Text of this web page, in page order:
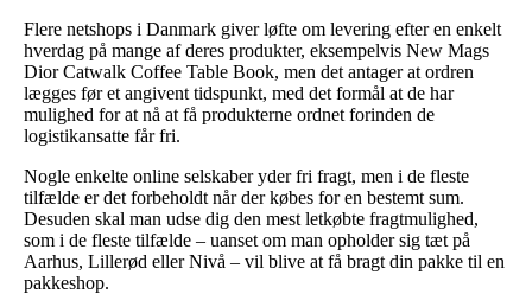
Flere netshops i Danmark giver løfte om levering efter en enkelt
hverdag på mange af deres produkter, eksempelvis New Mags
Dior Catwalk Coffee Table Book, men det antager at ordren
lægges før et angivent tidspunkt, med det formål at de har
mulighed for at nå at få produkterne ordnet forinden de
logistikansatte får fri.
Nogle enkelte online selskaber yder fri fragt, men i de fleste
tilfælde er det forbeholdt når der købes for en bestemt sum.
Desuden skal man udse dig den mest letkøbte fragtmulighed,
som i de fleste tilfælde – uanset om man opholder sig tæt på
Aarhus, Lillerød eller Nivå – vil blive at få bragt din pakke til en
pakkeshop.